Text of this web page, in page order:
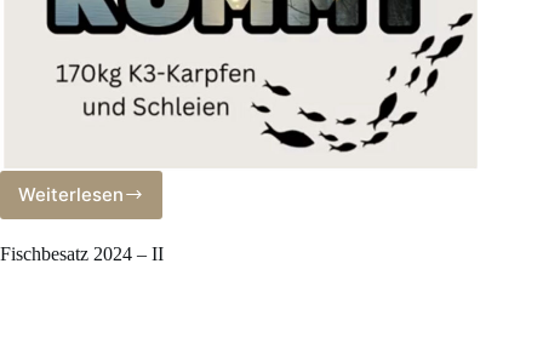
WeiterlesenFischbesatz
–
Fischbesatz 2024 – II